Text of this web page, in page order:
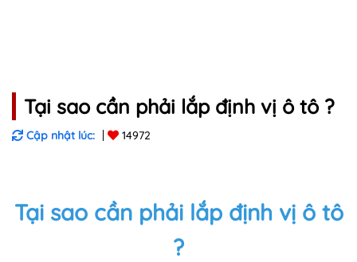
Tại sao cần phải lắp định vị ô tô ?
Cập nhật lúc: 14972
Tại sao cần phải lắp định vị ô tô
?